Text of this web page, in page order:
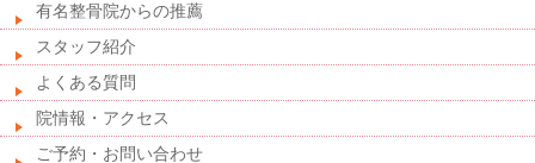
有名整骨院からの推薦
スタッフ紹介
よくある質問
院情報・アクセス
ご予約・お問い合わせ